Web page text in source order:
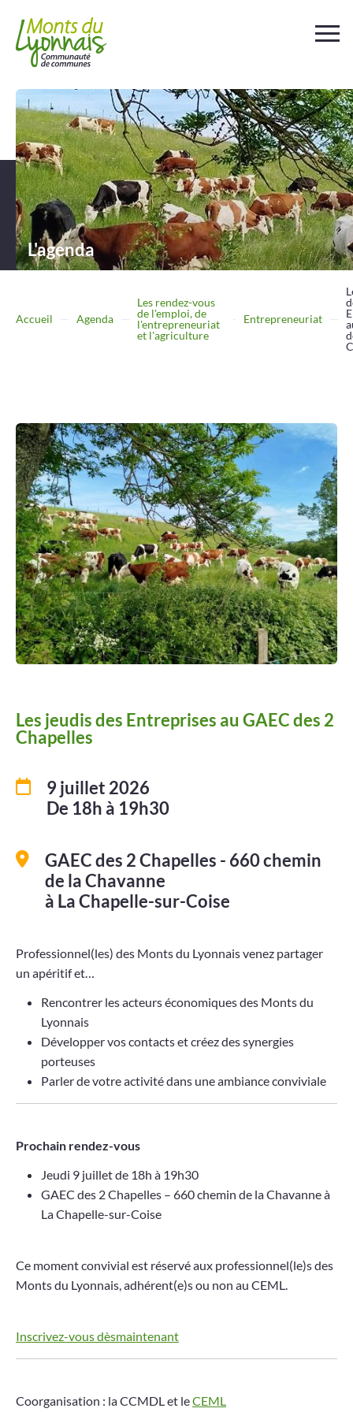
L'agenda
Accueil Agenda
Les rendez-vous
de l'emploi, de
l'entrepreneuriat
et l'agriculture
Entrepreneuriat
Les jeudis des Entreprises au GAEC des 2
Chapelles
9 juillet 2026
De 18h à 19h30
GAEC des 2 Chapelles - 660 chemin
de la Chavanne
à La Chapelle-sur-Coise
Professionnel(les) des Monts du Lyonnais venez partager
un apéritif et…
Rencontrer les acteurs économiques des Monts du
Lyonnais
Développer vos contacts et créez des synergies
porteuses
Parler de votre activité dans une ambiance conviviale
Prochain rendez-vous
Jeudi 9 juillet de 18h à 19h30
GAEC des 2 Chapelles – 660 chemin de la Chavanne à
La Chapelle-sur-Coise
Ce moment convivial est réservé aux professionnel(le)s des
Monts du Lyonnais, adhérent(e)s ou non au CEML.
Inscrivez-vous dèsmaintenant
Coorganisation : la CCMDL et leCEML
Votrecollectivité
Auquotidien
Déchets etassainissement
TravaillerEntreprendre
Agenda
Agenda
Actualités
Vidéos
Projets